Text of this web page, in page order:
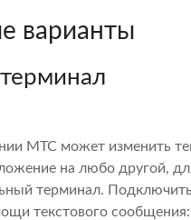
варианты
МТС может изменить
на любо другой,
терминал. Подключить
текстового сообщения: